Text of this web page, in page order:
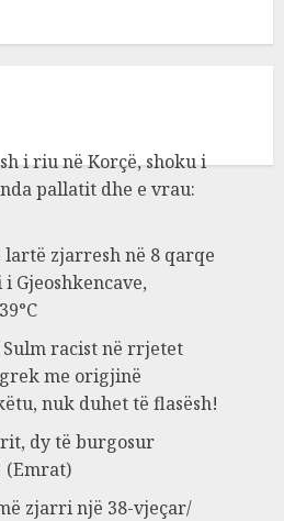
i riu në Korçë, shoku i
pallatit dhe e vrau:
zjarresh në 8 qarqe
Gjeoshkencave,
Sulm racist në rrjetet
me origjinë
nuk duhet të flasësh!
dy të burgosur
(Emrat)
zjarri një 38-vjeçar/